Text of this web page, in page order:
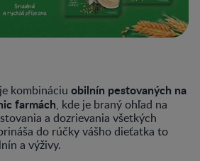
kombináciu obilnín pestovaných na
farmách, kde je braný ohľad na
a dozrievania všetkých
do rúčky vášho dieťatka to
a výživy.​